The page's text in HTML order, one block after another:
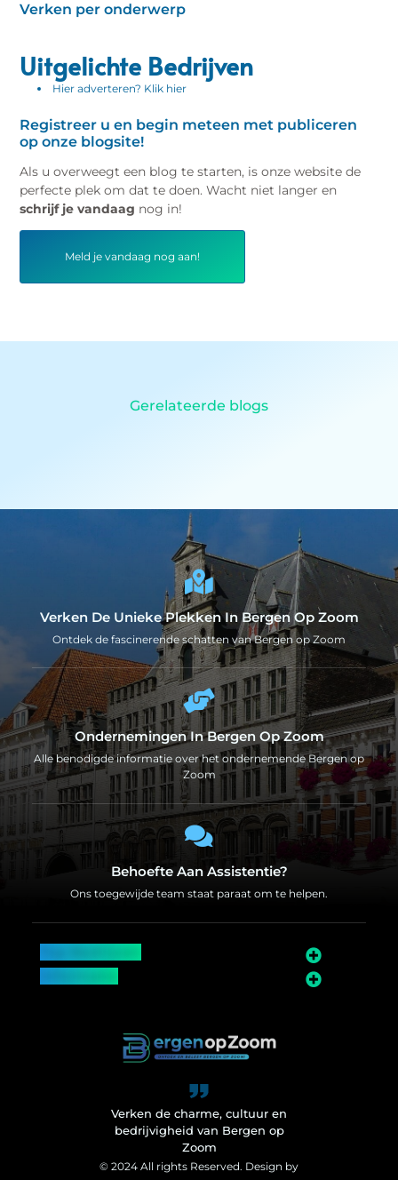
Verken per onderwerp
Uitgelichte Bedrijven
Hier adverteren? Klik hier
Registreer u en begin meteen met publiceren
op onze blogsite!
Als u overweegt een blog te starten, is onze website de
perfecte plek om dat te doen. Wacht niet langer en
schrijf je vandaag nog in!
Meld je vandaag nog aan!
Gerelateerde blogs
Verken De Unieke Plekken In Bergen Op Zoom
Ontdek de fascinerende schatten van Bergen op Zoom
Ondernemingen In Bergen Op Zoom
Alle benodigde informatie over het ondernemende Bergen op
Zoom
Behoefte Aan Assistentie?
Ons toegewijde team staat paraat om te helpen.
Verken de charme, cultuur en
bedrijvigheid van Bergen op
Zoom
© 2024 All rights Reserved. Design by